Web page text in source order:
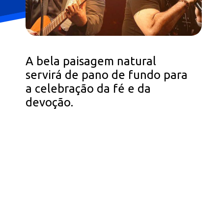
A bela paisagem natural
servirá de pano de fundo para
a celebração da fé e da
devoção.